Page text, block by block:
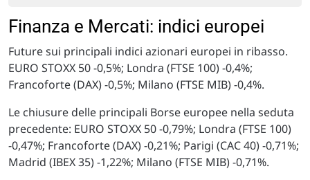
Finanza e Mercati: indici europei
Future sui principali indici azionari europei in ribasso.
EURO STOXX 50 -0,5%; Londra (FTSE 100) -0,4%;
Francoforte (DAX) -0,5%; Milano (FTSE MIB) -0,4%.
Le chiusure delle principali Borse europee nella seduta
precedente: EURO STOXX 50 -0,79%; Londra (FTSE 100)
-0,47%; Francoforte (DAX) -0,21%; Parigi (CAC 40) -0,71%;
Madrid (IBEX 35) -1,22%; Milano (FTSE MIB) -0,71%.